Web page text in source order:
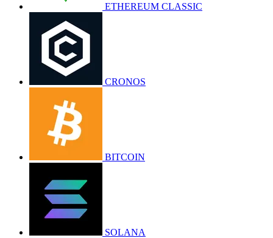
ETHEREUM CLASSIC
CRONOS
BITCOIN
SOLANA